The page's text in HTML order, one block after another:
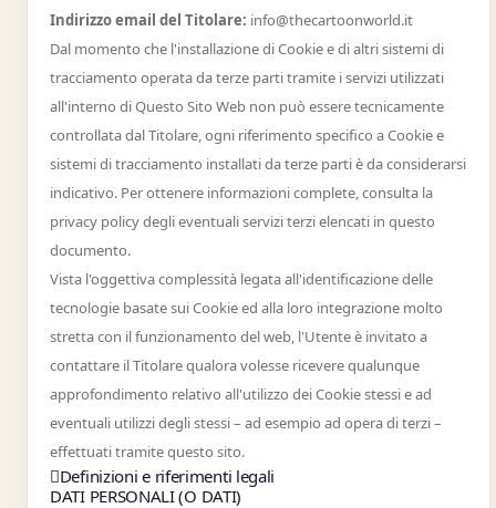
Indirizzo email del Titolare: info@thecartoonworld.it
Dal momento che l'installazione di Cookie e di altri sistemi di
tracciamento operata da terze parti tramite i servizi utilizzati
all'interno di Questo Sito Web non può essere tecnicamente
controllata dal Titolare, ogni riferimento specifico a Cookie e
sistemi di tracciamento installati da terze parti è da considerarsi
indicativo. Per ottenere informazioni complete, consulta la
privacy policy degli eventuali servizi terzi elencati in questo
documento.
Vista l'oggettiva complessità legata all'identificazione delle
tecnologie basate sui Cookie ed alla loro integrazione molto
stretta con il funzionamento del web, l'Utente è invitato a
contattare il Titolare qualora volesse ricevere qualunque
approfondimento relativo all'utilizzo dei Cookie stessi e ad
eventuali utilizzi degli stessi – ad esempio ad opera di terzi –
effettuati tramite questo sito.
Definizioni e riferimenti legali
DATI PERSONALI (O DATI)